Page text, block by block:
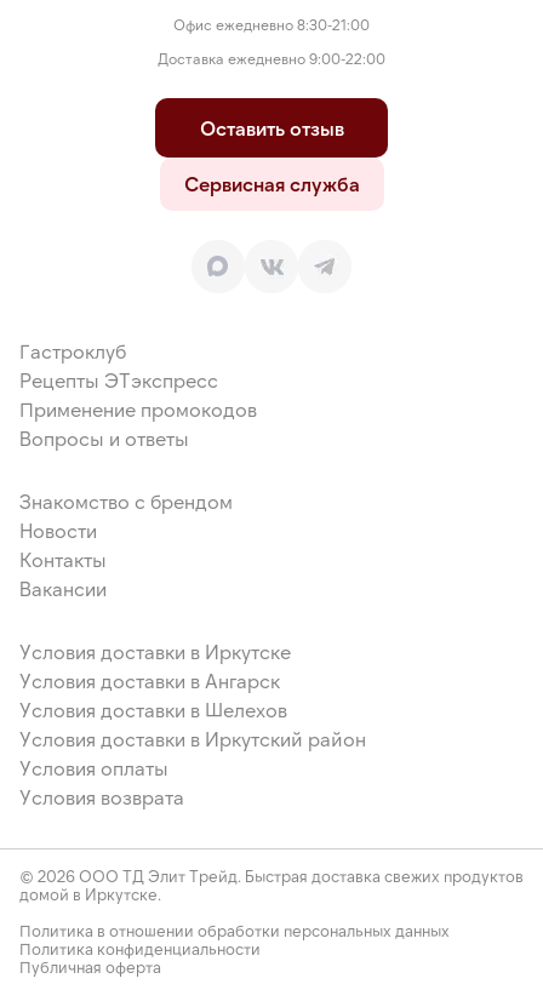
Офис ежедневно 8:30-21:00
Доставка ежедневно 9:00-22:00
Оставить отзыв
Сервисная служба
Гастроклуб
Рецепты ЭТэкспресс
Применение промокодов
Вопросы и ответы
Знакомство с брендом
Новости
Контакты
Вакансии
Условия доставки в Иркутске
Условия доставки в Ангарск
Условия доставки в Шелехов
Условия доставки в Иркутский район
Условия оплаты
Условия возврата
© 2026 ООО ТД Элит Трейд. Быстрая доставка свежих продуктов
домой в Иркутске.
Политика в отношении обработки персональных данных
Политика конфиденциальности
Публичная оферта